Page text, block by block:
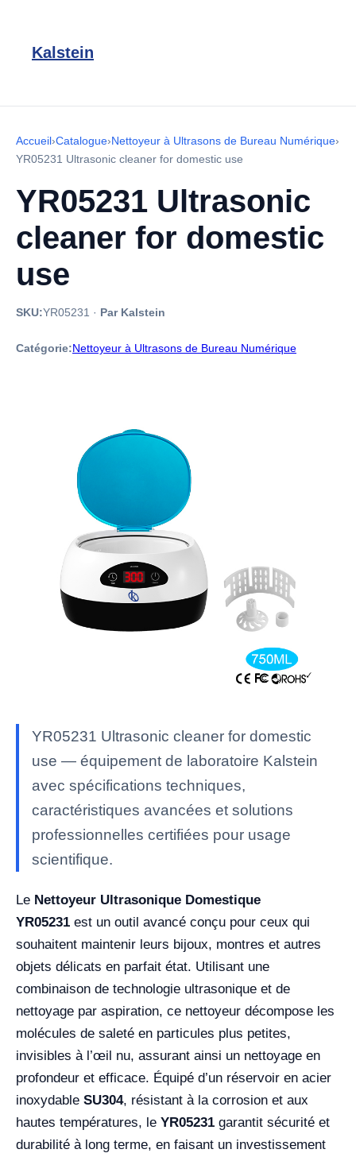
Kalstein
Accueil›Catalogue›Nettoyeur à Ultrasons de Bureau Numérique›
YR05231 Ultrasonic cleaner for domestic use
YR05231 Ultrasonic
cleaner for domestic
use
SKU:YR05231 · Par Kalstein
Catégorie:Nettoyeur à Ultrasons de Bureau Numérique
YR05231 Ultrasonic cleaner for domestic
use — équipement de laboratoire Kalstein
avec spécifications techniques,
caractéristiques avancées et solutions
professionnelles certifiées pour usage
scientifique.
Le Nettoyeur Ultrasonique Domestique
YR05231 est un outil avancé conçu pour ceux qui
souhaitent maintenir leurs bijoux, montres et autres
objets délicats en parfait état. Utilisant une
combinaison de technologie ultrasonique et de
nettoyage par aspiration, ce nettoyeur décompose les
molécules de saleté en particules plus petites,
invisibles à l’œil nu, assurant ainsi un nettoyage en
profondeur et efficace. Équipé d’un réservoir en acier
inoxydable SU304, résistant à la corrosion et aux
hautes températures, le YR05231 garantit sécurité et
durabilité à long terme, en faisant un investissement